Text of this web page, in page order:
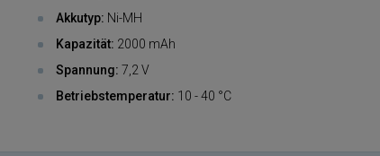
Akkutyp: Ni-MH
Kapazität: 2000 mAh
Spannung: 7,2 V
Betriebstemperatur: 10 - 40 °C